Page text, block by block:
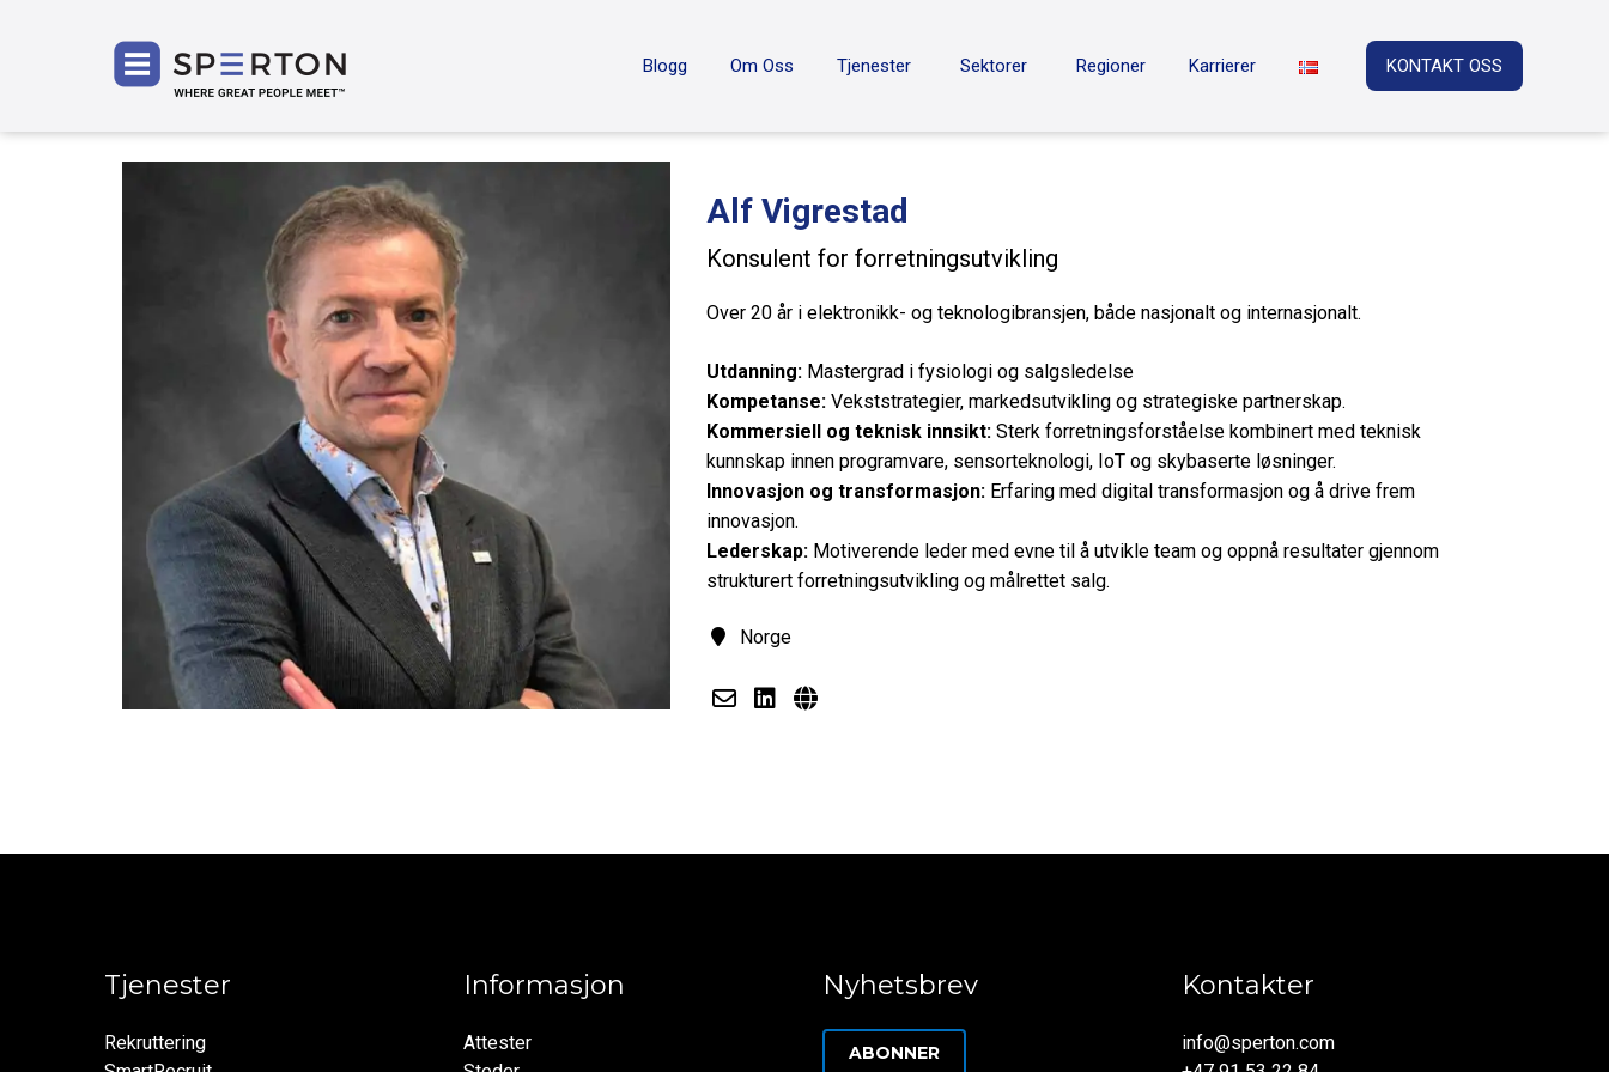
Blogg Om Oss Tjenester Sektorer Regioner Karrierer KONTAKT OSS
Alf Vigrestad
Konsulent for forretningsutvikling
Over 20 år i elektronikk- og teknologibransjen, både nasjonalt og internasjonalt.
Utdanning:Mastergrad i fysiologi og salgsledelse
Kompetanse:Vekststrategier, markedsutvikling og strategiske partnerskap.
Kommersiell og teknisk innsikt:Sterk forretningsforståelse kombinert med teknisk
kunnskap innen programvare, sensorteknologi, IoT og skybaserte løsninger.
Innovasjon og transformasjon:Erfaring med digital transformasjon og å drive frem
innovasjon.
Lederskap:Motiverende leder med evne til å utvikle team og oppnå resultater gjennom
strukturert forretningsutvikling og målrettet salg.
Norge
Tjenester
Rekruttering
Informasjon
Attester
Nyhetsbrev
ABONNER
Kontakter
info@sperton.com